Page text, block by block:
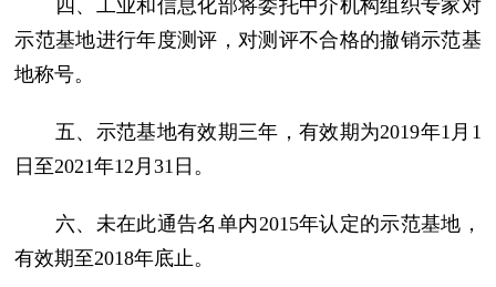
四、工业和信息化部将委托中介机构组织专家对
示范基地进行年度测评，对测评不合格的撤销示范基
地称号。
五、示范基地有效期三年，有效期为2019年1月1
日至2021年12月31日。
六、未在此通告名单内2015年认定的示范基地，
有效期至2018年底止。